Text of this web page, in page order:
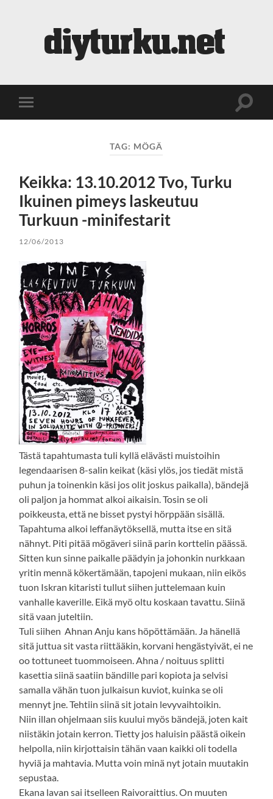
Toggle
mobile
Toggle
TAG: MÖGÄ
Keikka: 13.10.2012 Tvo, Turku
Ikuinen pimeys laskeutuu
Turkuun -minifestarit
12/06/2013
Tästä tapahtumasta tuli kyllä elävästi muistoihin
legendaarisen 8-salin keikat (käsi ylös, jos tiedät mistä
puhun ja toinenkin käsi jos olit joskus paikalla), bändejä
oli paljon ja hommat alkoi aikaisin. Tosin se oli
poikkeusta, että ne bisset pystyi hörppään sisällä.
Tapahtuma alkoi leffanäytöksellä, mutta itse en sitä
nähnyt. Piti pitää mögäveri siinä parin korttelin päässä.
Sitten kun sinne paikalle päädyin ja johonkin nurkkaan
yritin mennä kökertämään, tapojeni mukaan, niin eikös
tuon Iskran kitaristi tullut siihen juttelemaan kuin
vanhalle kaverille. Eikä myö oltu koskaan tavattu. Siinä
sitä vaan juteltiin.
Tuli siihen Ahnan Anju kans höpöttämään. Ja hänellä
sitä juttua sit vasta riittääkin, korvani hengästyivät, ei ne
oo tottuneet tuommoiseen. Ahna / noituus splitti
kasettia siinä saatiin bändille pari kopiota ja selvisi
samalla vähän tuon julkaisun kuviot, kuinka se oli
mennyt jne. Tehtiin siinä sit jotain levyvaihtoikin.
Niin illan ohjelmaan siis kuului myös bändejä, joten kait
niistäkin jotain kerron. Tietty jos haluisin päästä oikein
helpolla, niin kirjottaisin tähän vaan kaikki oli todella
hyviä ja mahtavia. Mutta voin minä nyt jotain muutakin
sepustaa.
Ekana lavan sai itselleen Raivoraittius. On muuten